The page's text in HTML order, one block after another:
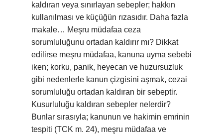
kaldıran veya sınırlayan sebepler; hakkın
kullanılması ve küçüğün rızasıdır. Daha fazla
makale… Meşru müdafaa ceza
sorumluluğunu ortadan kaldırır mı? Dikkat
edilirse meşru müdafaa, kanuna uyma sebebi
iken; korku, panik, heyecan ve huzursuzluk
gibi nedenlerle kanun çizgisini aşmak, cezai
sorumluluğu ortadan kaldıran bir sebeptir.
Kusurluluğu kaldıran sebepler nelerdir?
Bunlar sırasıyla; kanunun ve hakimin emrinin
tespiti (TCK m. 24), meşru müdafaa ve